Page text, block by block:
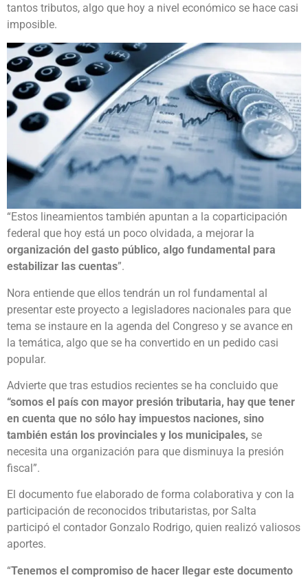
tantos tributos, algo que hoy a nivel económico se hace casi
imposible.
“Estos lineamientos también apuntan a la coparticipación
federal que hoy está un poco olvidada, a mejorar la
organización del gasto público, algo fundamental para
estabilizar las cuentas”.
Nora entiende que ellos tendrán un rol fundamental al
presentar este proyecto a legisladores nacionales para que
tema se instaure en la agenda del Congreso y se avance en
la temática, algo que se ha convertido en un pedido casi
popular.
Advierte que tras estudios recientes se ha concluido que
“somos el país con mayor presión tributaria, hay que tener
en cuenta que no sólo hay impuestos naciones, sino
también están los provinciales y los municipales, se
necesita una organización para que disminuya la presión
fiscal”.
El documento fue elaborado de forma colaborativa y con la
participación de reconocidos tributaristas, por Salta
participó el contador Gonzalo Rodrigo, quien realizó valiosos
aportes.
“Tenemos el compromiso de hacer llegar este documento